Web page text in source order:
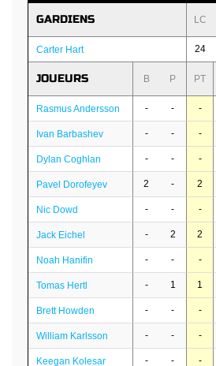
GARDIENS LC
Carter Hart 24
JOUEURS B P PT
Rasmus Andersson - - -
Ivan Barbashev - - -
Dylan Coghlan - - -
Pavel Dorofeyev 2 - 2
Nic Dowd - - -
Jack Eichel - 2 2
Noah Hanifin - - -
Tomas Hertl - 1 1
Brett Howden - - -
William Karlsson - - -
Keegan Kolesar - - -